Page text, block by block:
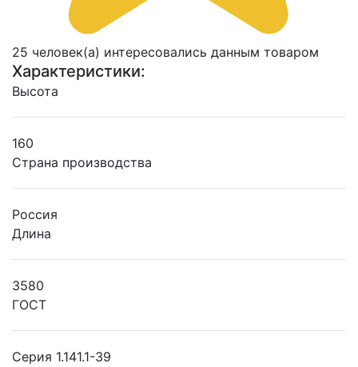
25 человек(а) интересовались данным товаром
Характеристики:
Высота
160
Страна производства
Россия
Длина
3580
ГОСТ
Серия 1.141.1-39